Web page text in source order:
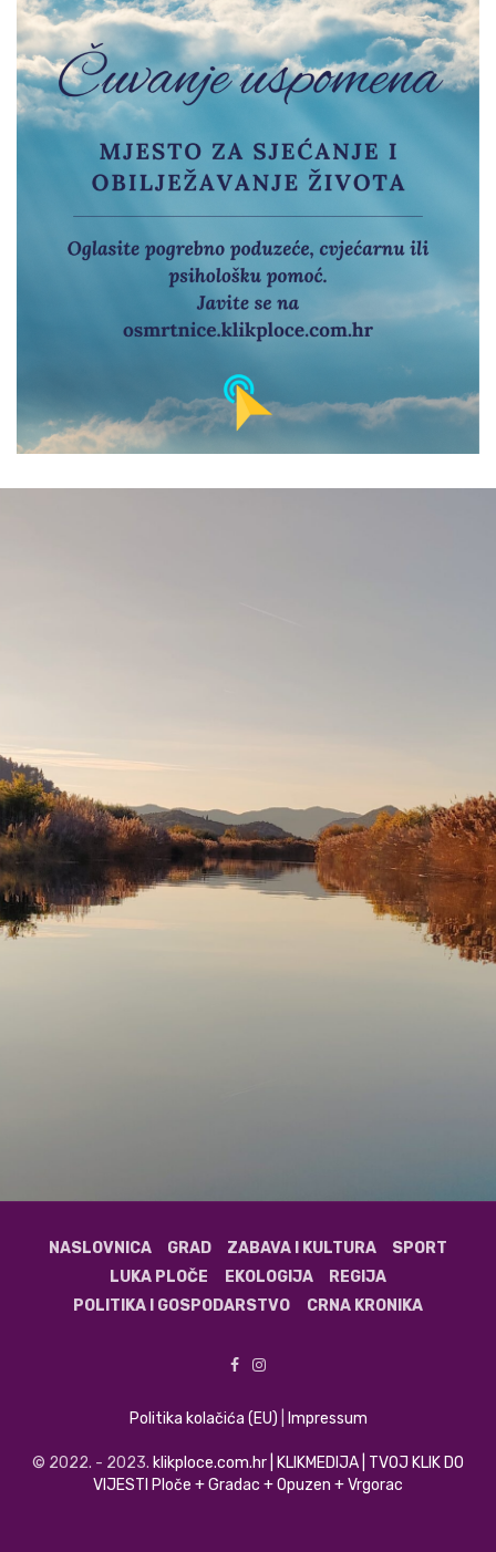
NASLOVNICA GRAD ZABAVA I KULTURA
SPORT
LUKA PLOČE
EKOLOGIJA
REGIJA
POLITIKA I GOSPODARSTVO
CRNA KRONIKA
Politika kolačića (EU) Impressum
© 2022. - 2023. klikploce.com.hr | KLIKMEDIJA | TVOJ KLIK DO
VIJESTI Ploče + Gradac + Opuzen + Vrgorac